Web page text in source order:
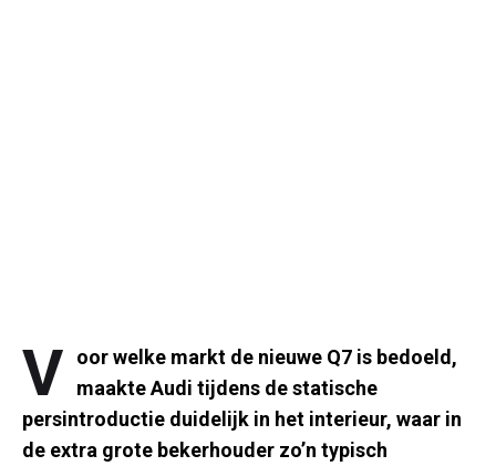
V
oor welke markt de nieuwe Q7 is bedoeld,
maakte Audi tijdens de statische
persintroductie duidelijk in het interieur, waar in
de extra grote bekerhouder zo’n typisch